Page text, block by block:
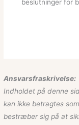
beslutninger for
Ansvarsfraskrivelse:
Indholdet på denne
kan ikke betragtes
bestræber sig på at